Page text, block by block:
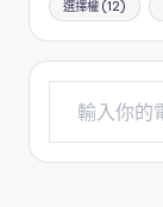
選擇權 (12)
輸入你的電子郵件地址…